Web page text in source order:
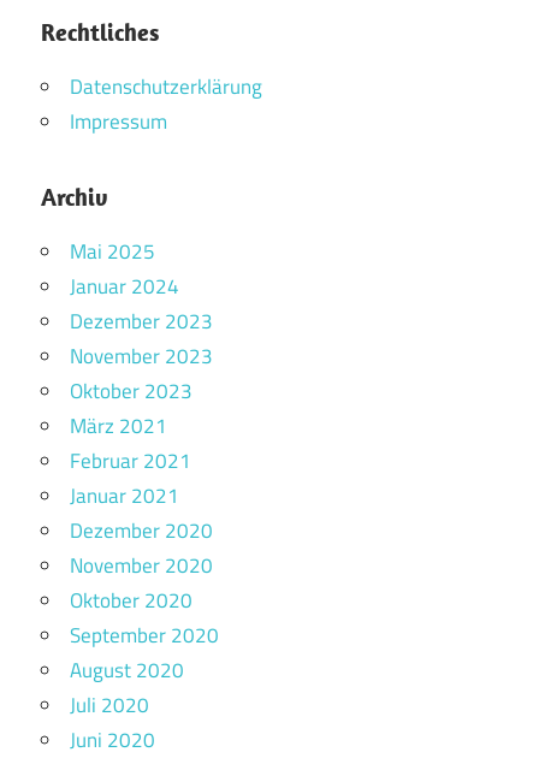
Rechtliches
Datenschutzerklärung
Impressum
Archiv
Mai 2025
Januar 2024
Dezember 2023
November 2023
Oktober 2023
März 2021
Februar 2021
Januar 2021
Dezember 2020
November 2020
Oktober 2020
September 2020
August 2020
Juli 2020
Juni 2020